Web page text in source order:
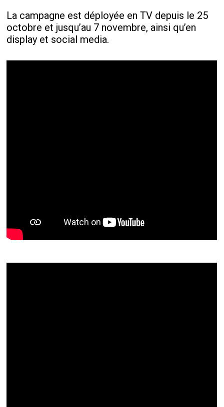
La campagne est déployée en TV depuis le 25
octobre et jusqu’au 7 novembre, ainsi qu’en
display et social media.